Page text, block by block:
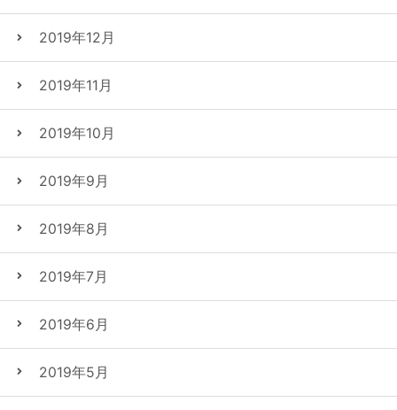
2019年12月
2019年11月
2019年10月
2019年9月
2019年8月
2019年7月
2019年6月
2019年5月